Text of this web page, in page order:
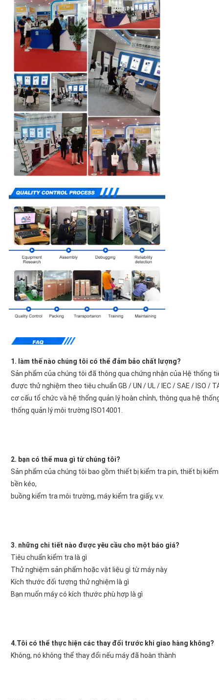
1. làm thế nào chúng tôi có thể đảm bảo chất lượng?
Sản phẩm của chúng tôi đã thông qua chứng nhận của Hệ thống
được thử nghiệm theo tiêu chuẩn GB / UN / UL / IEC / SAE / ISO /
cơ cấu tổ chức và hệ thống quản lý hoàn chỉnh, thông qua hệ
thống quản lý môi trường ISO14001.
2. bạn có thể mua gì từ chúng tôi?
Sản phẩm của chúng tôi bao gồm thiết bị kiểm tra pin, thiết bị
bền kéo,
buồng kiểm tra môi trường, máy kiểm tra giấy, v.v.
3. những chi tiết nào được yêu cầu cho một báo giá?
Tiêu chuẩn kiểm tra là gì
Thử nghiệm sản phẩm hoặc vật liệu gì từ máy này
Kích thước đối tượng thử nghiệm là gì
Bạn muốn máy có kích thước phù hợp là gì
4.Tôi có thể thực hiện các thay đổi trước khi giao hàng không?
Không, nó không thể thay đổi nếu máy đã hoàn thành